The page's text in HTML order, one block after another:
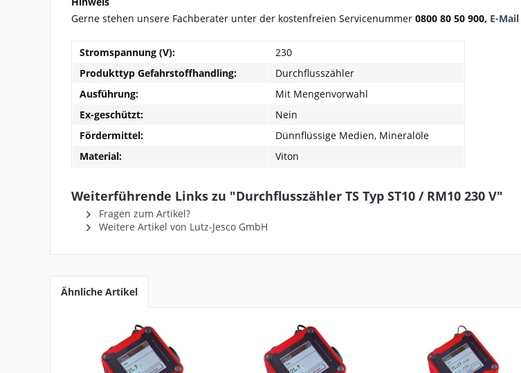
Gerne stehen unsere Fachberater unter der kostenfreien Servicenummer 0800 80 50 900, E-Mail
Stromspannung (V):
230
Produkttyp Gefahrstoffhandling:
Durchflusszähler
Ausführung:
Mit Mengenvorwahl
Ex-geschützt:
Nein
Fördermittel:
Dünnflüssige Medien, Mineralöle
Material:
Viton
Weiterführende Links zu "Durchflusszähler TS Typ ST10 / RM10 230 V"
Fragen zum Artikel?
Weitere Artikel von Lutz-Jesco GmbH
Ähnliche Artikel